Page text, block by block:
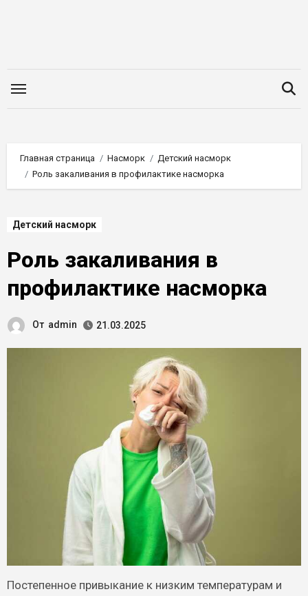
Главная страница Насморк
Детский насморк
Роль закаливания в профилактике насморка
Детский насморк
Роль закаливания в
профилактике насморка
От admin 21.03.2025
Постепенное привыкание к низким температурам и